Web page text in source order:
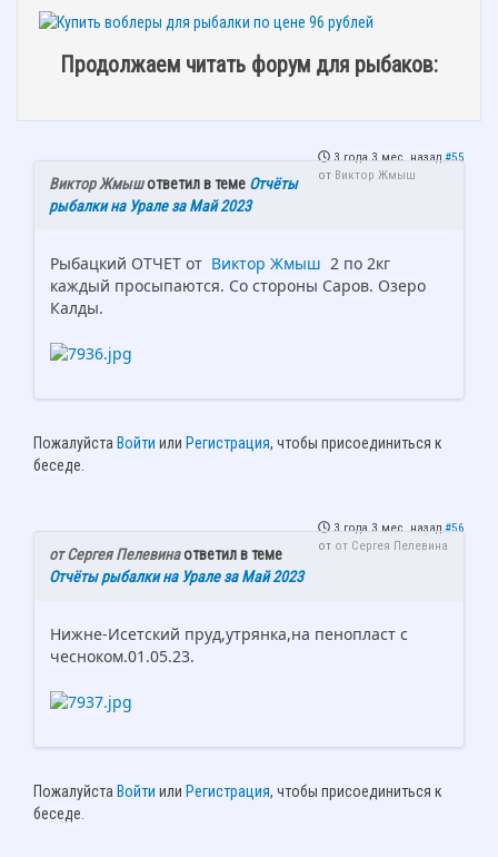
Продолжаем читать форум для рыбаков:
3 года 3 мес. назад #55
от Виктор Жмыш
Виктор Жмышответил в теме Отчёты
рыбалки на Урале за Май 2023
Рыбацкий ОТЧЕТ от Виктор Жмыш 2 по 2кг
каждый просыпаются. Со стороны Саров. Озеро
Калды.
Пожалуйста Войти или Регистрация, чтобы присоединиться к
беседе.
3 года 3 мес. назад #56
от от Сергея Пелевина
от Сергея Пелевинаответил в теме
Отчёты рыбалки на Урале за Май 2023
Нижне-Исетский пруд,утрянка,на пенопласт с
чесноком.01.05.23.
Пожалуйста Войти или Регистрация, чтобы присоединиться к
беседе.